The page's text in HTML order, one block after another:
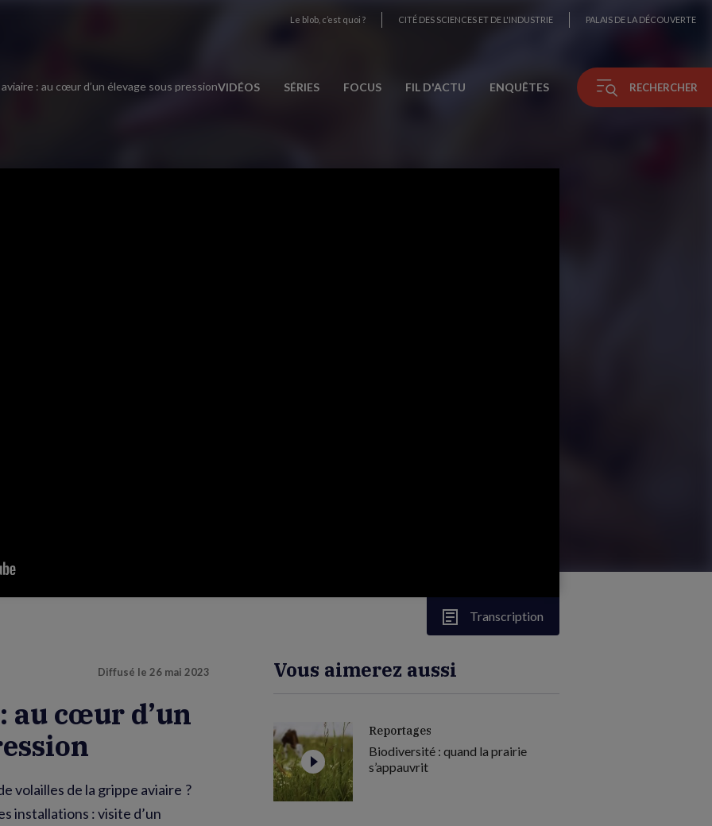
Le blob, c’est quoi ? CITÉ DES SCIENCES ET DE L'INDUSTRIE PALAIS DE LA DÉCOUVERTE
VIDÉOS SÉRIES FOCUS FIL D'ACTU ENQUÊTES RECHERCHER
: au cœur d’un élevage sous pression
Transcription
Diffusé le 26 mai 2023
au cœur d’un
volailles de la grippe aviaire ?
installations : visite d’un
Vous aimerez aussi
Reportages
Biodiversité : quand la prairie
s’appauvrit